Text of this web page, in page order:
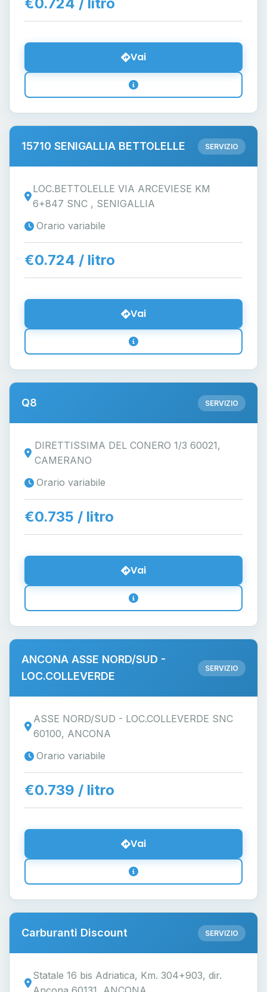
Vai
15710 SENIGALLIA BETTOLELLE SERVIZIO
LOC.BETTOLELLE VIA ARCEVIESE KM
6+847 SNC , SENIGALLIA
Orario variabile
€0.724 / litro
Vai
Q8 SERVIZIO
DIRETTISSIMA DEL CONERO 1/3 60021,
CAMERANO
Orario variabile
€0.735 / litro
Vai
ANCONA ASSE NORD/SUD -
LOC.COLLEVERDE
SERVIZIO
ASSE NORD/SUD - LOC.COLLEVERDE SNC
60100, ANCONA
Orario variabile
€0.739 / litro
Vai
Carburanti Discount SERVIZIO
Statale 16 bis Adriatica, Km. 304+903, dir.